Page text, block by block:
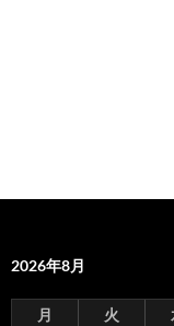
2026年8月
月 火